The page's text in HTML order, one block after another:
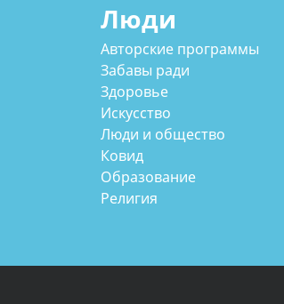
Люди
Авторские программы
Забавы ради
Здоровье
Искусство
Люди и общество
Ковид
Образование
Религия